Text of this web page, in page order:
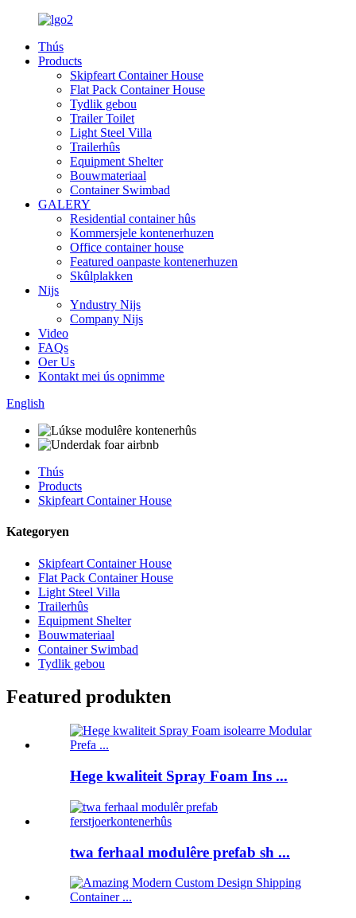
Thús
Products
Skipfeart Container House
Flat Pack Container House
Tydlik gebou
Trailer Toilet
Light Steel Villa
Trailerhûs
Equipment Shelter
Bouwmateriaal
Container Swimbad
GALERY
Residential container hûs
Kommersjele kontenerhuzen
Office container house
Featured oanpaste kontenerhuzen
Skûlplakken
Nijs
Yndustry Nijs
Company Nijs
Video
FAQs
Oer Us
Kontakt mei ús opnimme
English
Thús
Products
Skipfeart Container House
Kategoryen
Skipfeart Container House
Flat Pack Container House
Light Steel Villa
Trailerhûs
Equipment Shelter
Bouwmateriaal
Container Swimbad
Tydlik gebou
Featured produkten
Hege kwaliteit Spray Foam Ins ...
twa ferhaal modulêre prefab sh ...